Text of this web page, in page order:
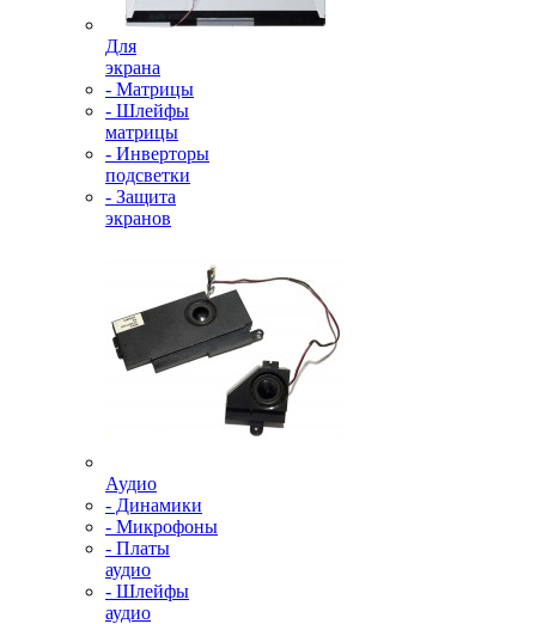
Для
экрана
- Матрицы
- Шлейфы
матрицы
- Инверторы
подсветки
- Защита
экранов
Аудио
- Динамики
- Микрофоны
- Платы
аудио
- Шлейфы
аудио